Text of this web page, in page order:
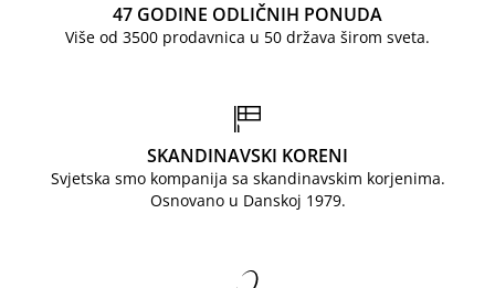
47 GODINE ODLIČNIH PONUDA
Više od 3500 prodavnica u 50 država širom sveta.
SKANDINAVSKI KORENI
Svjetska smo kompanija sa skandinavskim korjenima.
Osnovano u Danskoj 1979.